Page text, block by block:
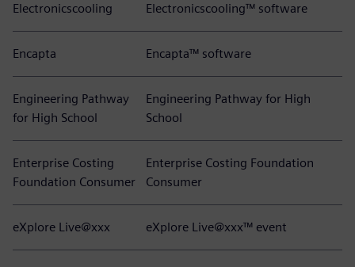
Electronicscooling Electronicscooling™ software
Encapta Encapta™ software
Engineering Pathway
for High School
Engineering Pathway for High
School
Enterprise Costing
Foundation Consumer
Enterprise Costing Foundation
Consumer
eXplore Live@xxx eXplore Live@xxx™ event